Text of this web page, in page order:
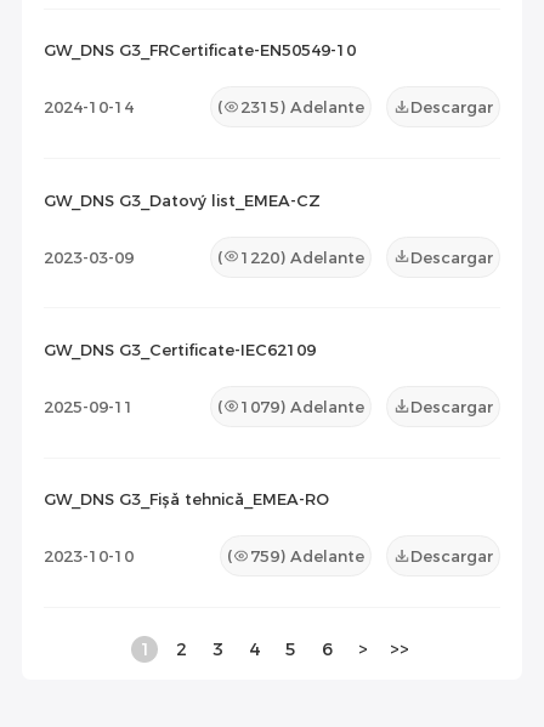
GW_DNS G3_FRCertificate-EN50549-10
2024-10-14 ( 2315) Adelante Descargar
GW_DNS G3_Datový list_EMEA-CZ
2023-03-09 ( 1220) Adelante Descargar
GW_DNS G3_Certificate-IEC62109
2025-09-11 ( 1079) Adelante Descargar
GW_DNS G3_Fișă tehnică_EMEA-RO
2023-10-10 ( 759) Adelante Descargar
1 2 3 4 5 6 > >>